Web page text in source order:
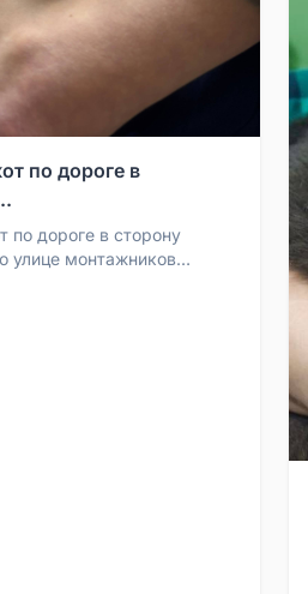
по дороге в
по дороге в сторону
улице монтажников